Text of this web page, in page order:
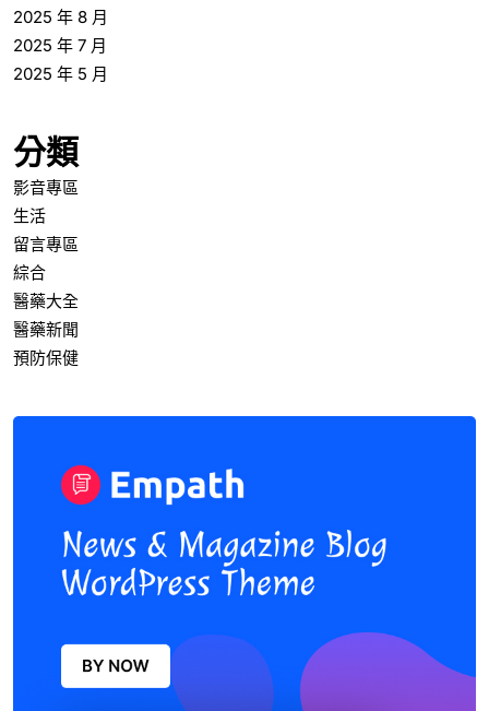
2025 年 8 月
2025 年 7 月
2025 年 5 月
分類
影音專區
生活
留言專區
綜合
醫藥大全
醫藥新聞
預防保健